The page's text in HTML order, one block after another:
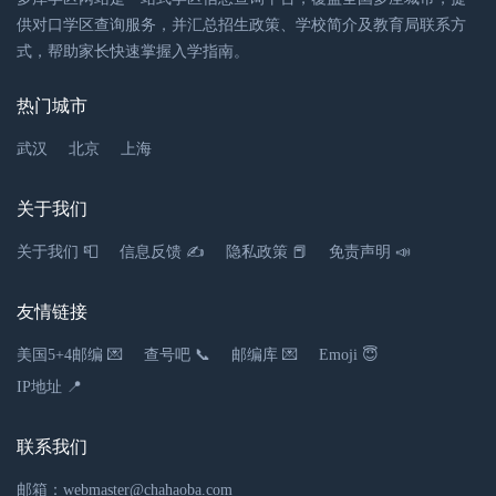
390米
幼儿园
区
湖北省鄂州市临空经济区花湖镇上上舫幼儿园
供对口学区查询服务，并汇总招生政策、学校简介及教育局联系方
式，帮助家长快速掌握入学指南。
热门城市
武汉 北京 上海
关于我们
关于我们 📮 信息反馈 ✍ 隐私政策 📕 免责声明 📣
友情链接
美国5+4邮编 💌 查号吧 📞 邮编库 💌
Emoji 😇
IP地址 📍
联系我们
邮箱：webmaster@chahaoba.com